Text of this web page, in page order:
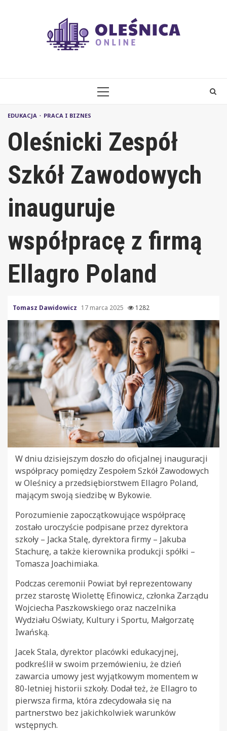
PRIMARY
EDUKACJA PRACA I BIZNES
Oleśnicki Zespół
Szkół Zawodowych
inauguruje
współpracę z firmą
Ellagro Poland
Tomasz Dawidowicz 17 marca 2025 1282
W dniu dzisiejszym doszło do oficjalnej inauguracji
współpracy pomiędzy Zespołem Szkół Zawodowych
w Oleśnicy a przedsiębiorstwem Ellagro Poland,
mającym swoją siedzibę w Bykowie.
Porozumienie zapoczątkowujące współpracę
zostało uroczyście podpisane przez dyrektora
szkoły – Jacka Stalę, dyrektora firmy – Jakuba
Stachurę, a także kierownika produkcji spółki –
Tomasza Joachimiaka.
Podczas ceremonii Powiat był reprezentowany
przez starostę Wiolettę Efinowicz, członka Zarządu
Wojciecha Paszkowskiego oraz naczelnika
Wydziału Oświaty, Kultury i Sportu, Małgorzatę
Iwańską.
Jacek Stala, dyrektor placówki edukacyjnej,
podkreślił w swoim przemówieniu, że dzień
zawarcia umowy jest wyjątkowym momentem w
80-letniej historii szkoły. Dodał też, że Ellagro to
pierwsza firma, która zdecydowała się na
partnerstwo bez jakichkolwiek warunków
wstępnych.